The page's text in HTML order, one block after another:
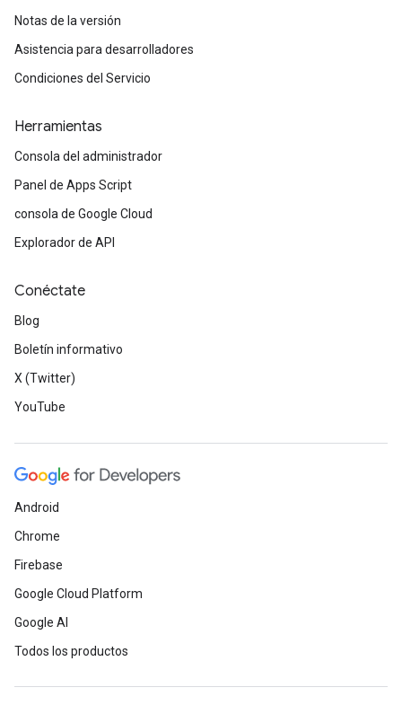
Notas de la versión
Asistencia para desarrolladores
Condiciones del Servicio
Herramientas
Consola del administrador
Panel de Apps Script
consola de Google Cloud
Explorador de API
Conéctate
Blog
Boletín informativo
X (Twitter)
YouTube
Android
Chrome
Firebase
Google Cloud Platform
Google AI
Todos los productos